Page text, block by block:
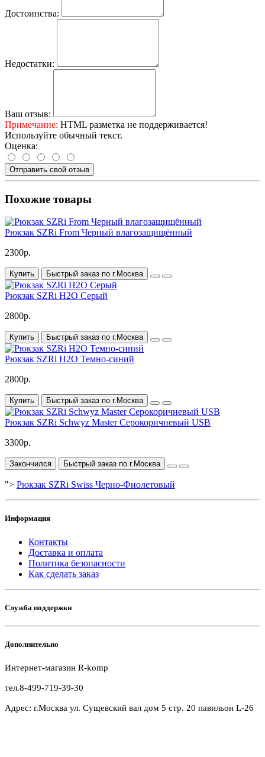
Достоинства:
Недостатки:
Ваш отзыв:
Примечание: HTML разметка не поддерживается!
Используйте обычный текст.
Оценка:
Отправить свой отзыв
Похожие товары
Рюкзак SZRi From Черный влагозащищённый
2300р.
Купить Быстрый заказ по г.Москва
Рюкзак SZRi H2O Серый
2800р.
Купить Быстрый заказ по г.Москва
Рюкзак SZRi H2O Темно-синий
2800р.
Купить Быстрый заказ по г.Москва
Рюкзак SZRi Schwyz Master Серокоричневый USB
3300р.
Закончился Быстрый заказ по г.Москва
"> Рюкзак SZRi Swiss Черно-Фиолетовый
Информация
Контакты
Доставка и оплата
Политика безопасности
Как сделать заказ
Служба поддержки
Дополнительно
Интернет-магазин R-komp
тел.8-499-719-39-30
Адрес: г.Москва ул. Сущевский вал дом 5 стр. 20 павильон L-26